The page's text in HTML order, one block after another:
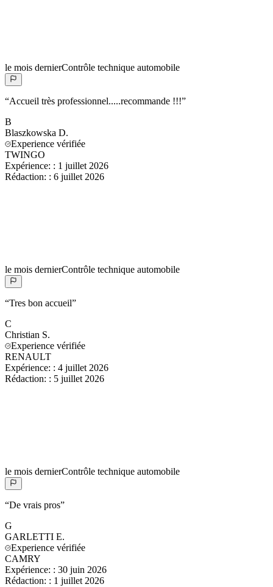
le mois dernierContrôle technique automobile
“Accueil très professionnel.....recommande !!!”
B
Blaszkowska D.
Experience vérifiée
TWINGO
Expérience: : 1 juillet 2026
Rédaction: : 6 juillet 2026
le mois dernierContrôle technique automobile
“Tres bon accueil”
C
Christian S.
Experience vérifiée
RENAULT
Expérience: : 4 juillet 2026
Rédaction: : 5 juillet 2026
le mois dernierContrôle technique automobile
“De vrais pros”
G
GARLETTI E.
Experience vérifiée
CAMRY
Expérience: : 30 juin 2026
Rédaction: : 1 juillet 2026